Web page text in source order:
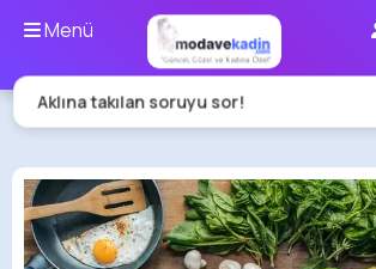
Menü
Aklına takılan soruyu sor!